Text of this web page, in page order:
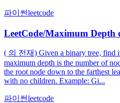
파이썬leetcode
LeetCode/Maximum Depth
( 의 전재) Given a binary tree, find
maximum depth is the number of
the root node down to the farthest
with no children. Example: Gi...
파이썬leetcode